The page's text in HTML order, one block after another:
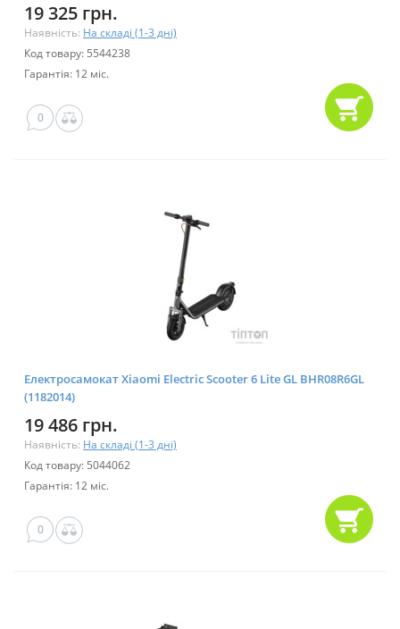
19 325 грн.
Наявність: На складі (1-3 дні)
Код товару: 5544238
Гарантія: 12 міс.
0
Електросамокат Xiaomi Electric Scooter 6 Lite GL BHR08R6GL
(1182014)
19 486 грн.
Наявність: На складі (1-3 дні)
Код товару: 5044062
Гарантія: 12 міс.
0